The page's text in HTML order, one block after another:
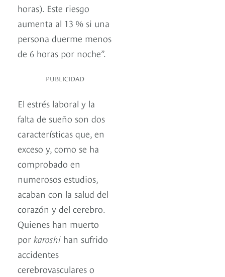
horas). Este riesgo
aumenta al 13 % si una
persona duerme menos
de 6 horas por noche”.
PUBLICIDAD
El estrés laboral y la
falta de sueño son dos
características que, en
exceso y, como se ha
comprobado en
numerosos estudios,
acaban con la salud del
corazón y del cerebro.
Quienes han muerto
por karoshi han sufrido
accidentes
cerebrovasculares o